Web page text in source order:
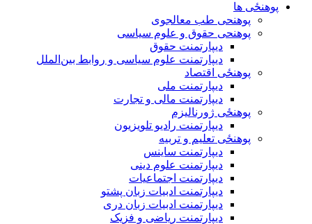
پوهنځی ها
پوهنحی طب معالجوی
پوهنحی حقوق و علوم سیاسی
دیپارتمنت حقوق
دیپارتمنت علوم سیاسی و روابط بین‌الملل
پوهنځی اقتصاد
دیپارتمنت ملی
دیپارتمنت مالی و تجارت
پوهنځی ژورنالیزم
دیپارتمنت رادیو تلویزیون
پوهنځی تعلیم و تربیه
دیپارتمنت ساینس
دیپارتمنت علوم دینی
دیپارتمنت اجتماعیات
دیپارتمنت ادبیات زبان پشتو
دیپارتمنت ادبیات زبان دری
دیپارتمنت ریاضی و فزیک